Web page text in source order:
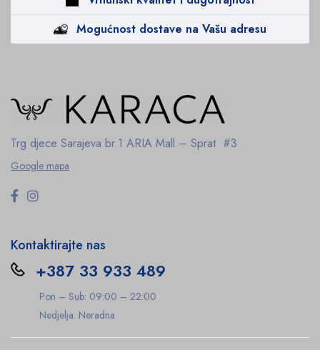
Mogućnost dostave na Vašu adresu
Trg djece Sarajeva br.1 ARIA Mall – Sprat #3
Google mapa
Kontaktirajte nas
+387 33 933 489
Pon – Sub: 09:00 – 22:00
Nedjelja: Neradna